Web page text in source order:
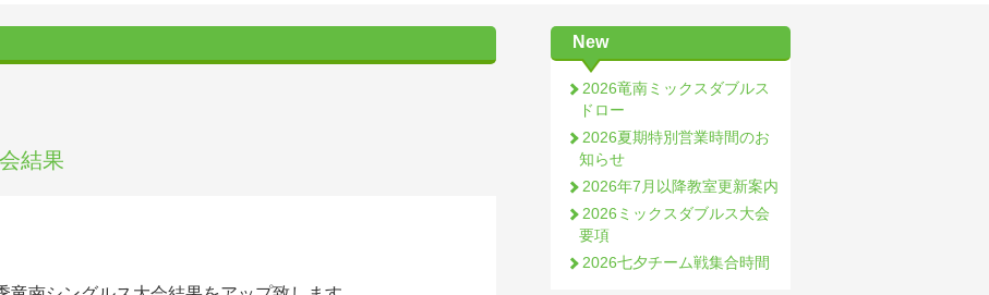
結果
New
2026竜南ミックスダブルス
ドロー
2026夏期特別営業時間のお
知らせ
2026年7月以降教室更新案内
2026ミックスダブルス大会
要項
2026七夕チーム戦集合時間